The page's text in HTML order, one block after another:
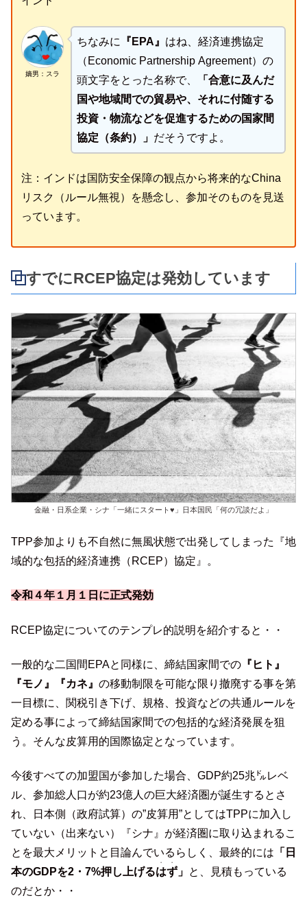
嫡男：スラ
ちなみに 『EPA』 はね、経済連携協定
（Economic Partnership Agreement）の
頭文字をとった名称で、
「合意に及んだ
国や地域間での貿易や、それに付随する
投資・物流などを促進するための国家間
協定（条約）」 だそうですよ。
注：インドは国防安全保障の観点から将来的なChina
リスク（ルール無視）を懸念し、参加そのものを見送
っています。
すでにRCEP協定は発効しています
金融・日系企業・シナ「一緒にスタート♥」日本国民「何の冗談だよ」
TPP参加よりも不自然に無風状態で出発してしまった『地
域的な包括的経済連携（RCEP）協定』。
令和４年１月１日に正式発効
RCEP協定についてのテンプレ的説明を紹介すると・・
一般的な二国間EPAと同様に、締結国家間での 『ヒト』
『モノ』『カネ』 の移動制限を可能な限り撤廃する事を第
一目標に、関税引き下げ、規格、投資などの共通ルールを
定める事によって締結国家間での包括的な経済発展を狙
う。そんな皮算用的国際協定となっています。
今後すべての加盟国が参加した場合、GDP約25兆㌦レベ
ル、参加総人口が約23億人の巨大経済圏が誕生するとさ
れ、日本側（政府試算）の”皮算用”としてはTPPに加入し
ていない（出来ない）『シナ』が経済圏に取り込まれるこ
とを最大メリットと目論んでいるらしく、最終的には 「日
本のGDPを2・7%押し上げるはず
・・
」 と、見積もっている
のだとか・・